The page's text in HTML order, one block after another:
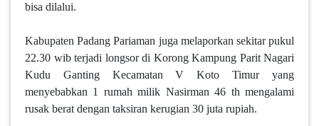
bisa dilalui.
Kabupaten Padang Pariaman juga melaporkan sekitar pukul
22.30 wib terjadi longsor di Korong Kampung Parit Nagari
Kudu Ganting Kecamatan V Koto Timur yang
menyebabkan 1 rumah milik Nasirman 46 th mengalami
rusak berat dengan taksiran kerugian 30 juta rupiah.